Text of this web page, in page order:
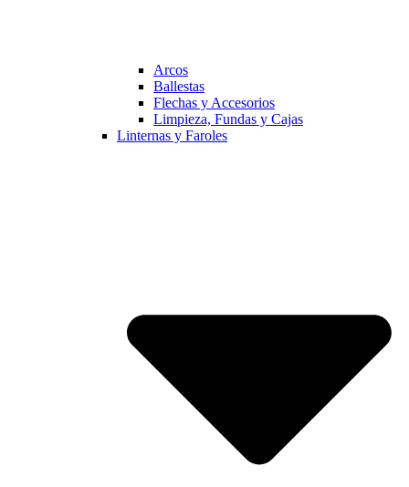
Arcos
Ballestas
Flechas y Accesorios
Limpieza, Fundas y Cajas
Linternas y Faroles